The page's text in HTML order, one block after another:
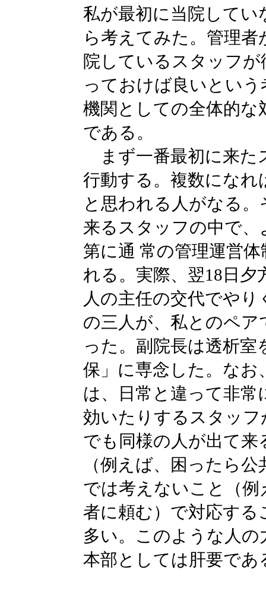
私が最初に当院して
ら考えてみた。管理
院しているスタッフ
っておけば良いとい
機関としての全体的
である。
まず一番最初に来た
行動する。複数になれ
と思われる人がなる
来るスタッフの中で
第に通 常の管理運営
れる。実際、翌18日
人の主任の交代でや
の三人が、私とのペア
った。副院長は透析室
保」に専念した。なお
は、日常と違って非
効いたりするスタッ
でも同様の人が出て
（例えば、困ったら
では考えないこと（
者に頼む）で対応す
多い。このような人
本部としては肝要であ